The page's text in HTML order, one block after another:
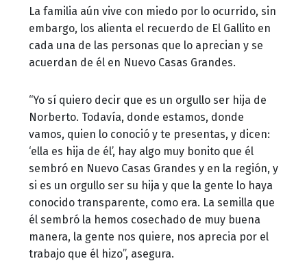
La familia aún vive con miedo por lo ocurrido, sin
embargo, los alienta el recuerdo de El Gallito en
cada una de las personas que lo aprecian y se
acuerdan de él en Nuevo Casas Grandes.
“Yo sí quiero decir que es un orgullo ser hija de
Norberto. Todavía, donde estamos, donde
vamos, quien lo conoció y te presentas, y dicen:
‘ella es hija de él’, hay algo muy bonito que él
sembró en Nuevo Casas Grandes y en la región, y
si es un orgullo ser su hija y que la gente lo haya
conocido transparente, como era. La semilla que
él sembró la hemos cosechado de muy buena
manera, la gente nos quiere, nos aprecia por el
trabajo que él hizo”, asegura.